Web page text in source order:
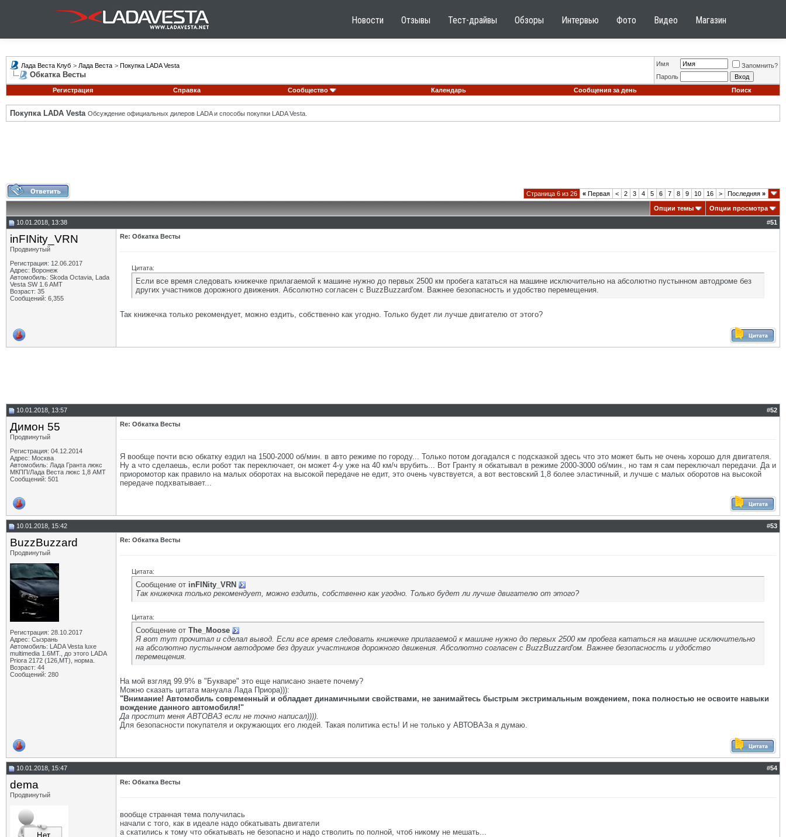
Новости Отзывы Тест-драйвы Обзоры Интервью Фото Видео Магазин
Лада Веста Клуб > Лада Веста > Покупка LADA Vesta
Обкатка Весты
Имя
Запомнить?
Пароль
Регистрация
Справка Сообщество Календарь Сообщения за день Поиск
Покупка LADA Vesta Обсуждение официальных дилеров LADA и способы покупки LADA Vesta.
Страница 6 из 26 « Первая < 2 3 4 5 6 7 8 9 10 16 > Последняя »
Опции темы
Опции просмотра
10.01.2018, 13:38
#51
inFINity_VRN
Продвинутый
Регистрация: 12.06.2017
Адрес: Воронеж
Автомобиль: Skoda Octavia, Lada
Vesta SW 1.6 AMT
Возраст: 35
Сообщений: 6,355
Re: Обкатка Весты
Цитата:
Если все время следовать книжечке прилагаемой к машине нужно до первых 2500 км пробега кататься на машине исключительно на абсолютно пустынном автодроме без
других участников дорожного движения. Абсолютно согласен с BuzzBuzzard'ом. Важнее безопасность и удобство перемещения.
Так книжечка только рекомендует, можно ездить, собственно как угодно. Только будет ли лучше двигателю от этого?
10.01.2018, 13:57 #52
Димон 55
Продвинутый
Регистрация: 04.12.2014
Адрес: Москва
Автомобиль: Лада Гранта люкс
МКПП/Лада Веста люкс 1,8 АМТ
Сообщений: 501
Re: Обкатка Весты
Я вообще почти всю обкатку ездил на 1500-2000 об/мин. в авто режиме по городу... Только потом догадался с подсказкой здесь что это может быть не очень хорошо для двигателя.
Ну а что сделаешь, если робот так переключает, он может 4-у уже на 40 км/ч врубить... Вот Гранту я обкатывал в режиме 2000-3000 об/мин., но там я сам переключал передачи. Да и
приоромотор как правило на малых оборотах на высокой передаче не едит, это очень чувствуется, а вот вестовский 1,8 более эластичный, и лучше с малых оборотов на высокой
передаче подхватывает...
10.01.2018, 15:42 #53
BuzzBuzzard
Продвинутый
Регистрация: 28.10.2017
Адрес: Сызрань
Автомобиль: LADA Vesta luxe
multimedia 1.6MT., до этого LADA
Priora 2172 (126,MT), норма.
Возраст: 44
Сообщений: 280
Re: Обкатка Весты
Цитата:
Сообщение от inFINity_VRN
Так книжечка только рекомендует, можно ездить, собственно как угодно. Только будет ли лучше двигателю от этого?
Цитата:
Сообщение от The_Moose
Я вот тут прочитал и сделал вывод. Если все время следовать книжечке прилагаемой к машине нужно до первых 2500 км пробега кататься на машине исключительно
на абсолютно пустынном автодроме без других участников дорожного движения. Абсолютно согласен с BuzzBuzzard'ом. Важнее безопасность и удобство
перемещения.
На мой взгляд 99.9% в "Букваре" это еще написано знаете почему?
Можно сказать цитата мануала Лада Приора))):
"Внимание! Автомобиль современный и обладает динамичными свойствами, не занимайтесь быстрым экстримальным вождением, пока полностью не освоите навыки
вождение данного автомобиля!"
Да простит меня АВТОВАЗ если не точно написал)))).
Для безопасности покупателя и окружающих его людей. Такая политика есть! И не только у АВТОВАЗа я думаю.
10.01.2018, 15:47 #54
dema
Продвинутый
Re: Обкатка Весты
вообще странная тема получилась
начали с того, как в идеале надо обкатывать двигатели
а скатились к тому что обкатывать не безопасно и надо стволить по полной, чтоб никому не мешать...